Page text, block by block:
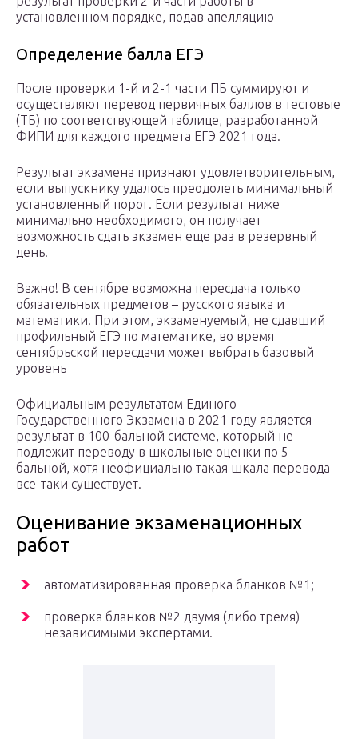
установленном порядке, подав апелляцию
Определение балла ЕГЭ
После проверки 1-й и 2-1 части ПБ суммируют и
осуществляют перевод первичных баллов в тестовые
(ТБ) по соответствующей таблице, разработанной
ФИПИ для каждого предмета ЕГЭ 2021 года.
Результат экзамена признают удовлетворительным,
если выпускнику удалось преодолеть минимальный
установленный порог. Если результат ниже
минимально необходимого, он получает
возможность сдать экзамен еще раз в резервный
день.
Важно! В сентябре возможна пересдача только
обязательных предметов – русского языка и
математики. При этом, экзаменуемый, не сдавший
профильный ЕГЭ по математике, во время
сентябрьской пересдачи может выбрать базовый
уровень
Официальным результатом Единого
Государственного Экзамена в 2021 году является
результат в 100-бальной системе, который не
подлежит переводу в школьные оценки по 5-
бальной, хотя неофициально такая шкала перевода
все-таки существует.
Оценивание экзаменационных
работ
автоматизированная проверка бланков №1;
проверка бланков №2 двумя (либо тремя)
независимыми экспертами.